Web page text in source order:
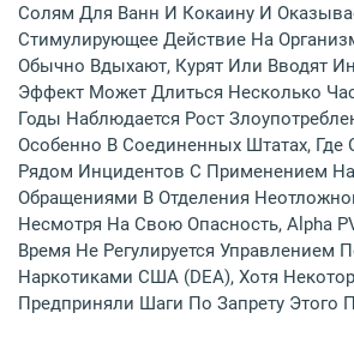
Солям Для Ванн И Кокаину И
Стимулирующее Действие На
Обычно Вдыхают, Курят Или Вводят
Эффект Может Длиться Несколько
Годы Наблюдается Рост
Особенно В Соединенных Штатах, Где
Рядом Инцидентов С Применением
Обращениями В Отделения
Несмотря На Свою Опасность, Alpha
Время Не Регулируется Управлением
Наркотиками США (DEA), Хотя
Предприняли Шаги По Запрету Этого